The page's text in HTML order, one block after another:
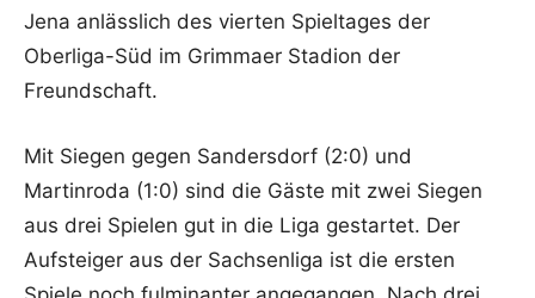
Jena anlässlich des vierten Spieltages der
Oberliga-Süd im Grimmaer Stadion der
Freundschaft.
Mit Siegen gegen Sandersdorf (2:0) und
Martinroda (1:0) sind die Gäste mit zwei Siegen
aus drei Spielen gut in die Liga gestartet. Der
Aufsteiger aus der Sachsenliga ist die ersten